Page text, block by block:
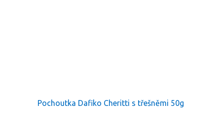
Pochoutka Dafiko Cheritti s třešněmi 50g